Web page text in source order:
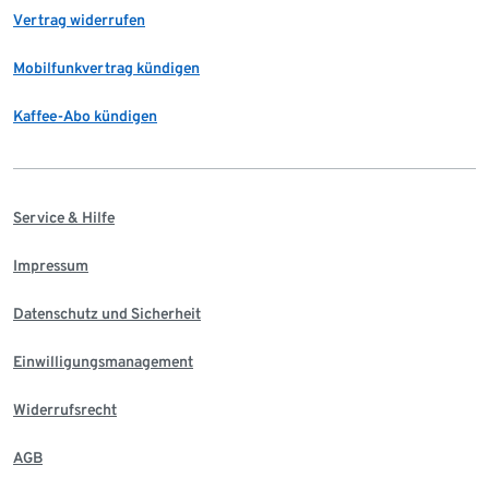
Vertrag widerrufen
Mobilfunkvertrag kündigen
Kaffee-Abo kündigen
Service & Hilfe
Impressum
Datenschutz und Sicherheit
Einwilligungsmanagement
Widerrufsrecht
AGB